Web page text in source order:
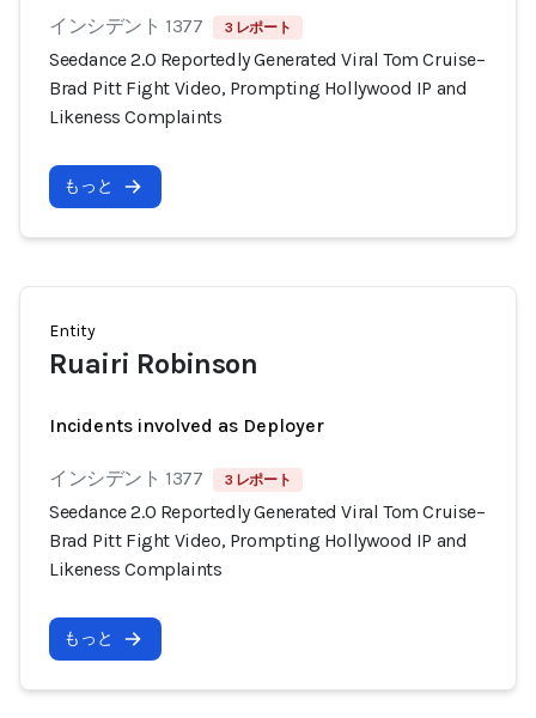
インシデント 1377 3 レポート
Seedance 2.0 Reportedly Generated Viral Tom Cruise–
Brad Pitt Fight Video, Prompting Hollywood IP and
Likeness Complaints
もっと
Entity
Ruairi Robinson
Incidents involved as Deployer
インシデント 1377 3 レポート
Seedance 2.0 Reportedly Generated Viral Tom Cruise–
Brad Pitt Fight Video, Prompting Hollywood IP and
Likeness Complaints
もっと